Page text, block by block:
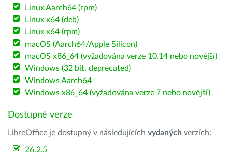
Linux Aarch64 (rpm)
Linux x64 (deb)
Linux x64 (rpm)
macOS (Aarch64/Apple Silicon)
macOS x86_64 (vyžadována verze 10.14 nebo novější)
Windows (32 bit, deprecated)
Windows Aarch64
Windows x86_64 (vyžadována verze 7 nebo novější)
Dostupné verze
LibreOffice je dostupný v následujících vydaných verzích:
26.2.5